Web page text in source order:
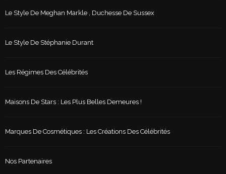
Le Style De Meghan Markle , Duchesse De Sussex
Le Style De Stéphanie Durant
Les Régimes Des Célébrités
Maisons De Stars : Les Plus Belles Demeures !
Marques De Cosmétiques : Les Créations Des Célébrités
Nos Partenaires